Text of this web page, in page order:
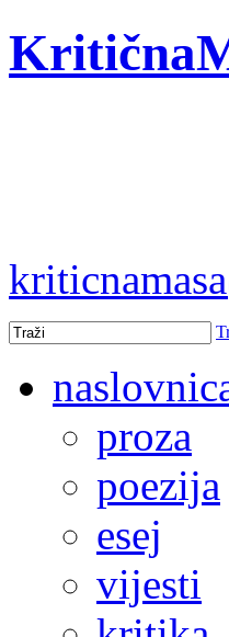
proza
poezija
esej
vijesti